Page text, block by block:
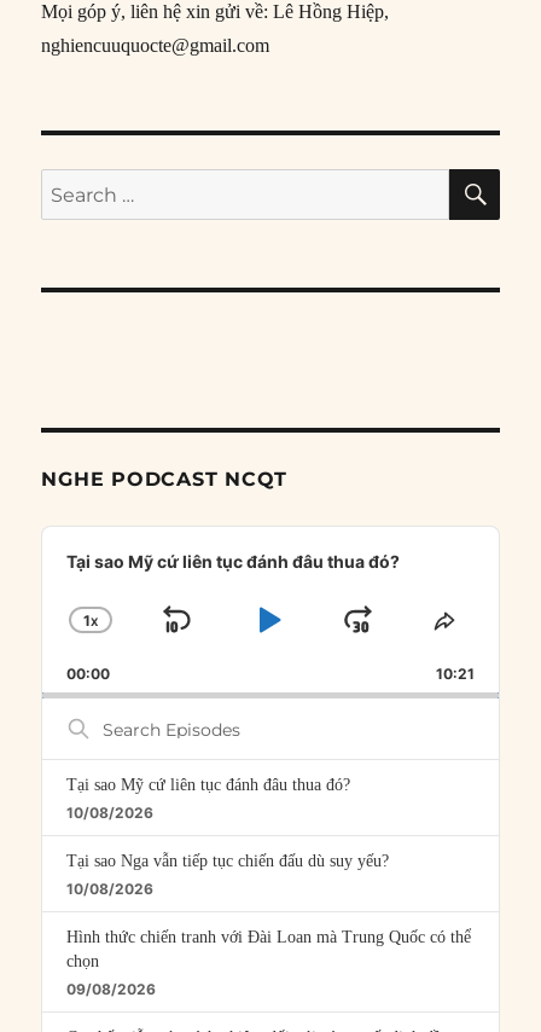
Mọi góp ý, liên hệ xin gửi về: Lê Hồng Hiệp,
nghiencuuquocte@gmail.com
Search
for:
NGHE PODCAST NCQT
Audio
Player
Tại sao Mỹ cứ liên tục đánh đâu thua đó?
CHANGE
RATE
1X
SKIP
PLAYJUMP
FORWARD
SHARE
00:00 10:21
Search
Episodes
Tại sao Mỹ cứ liên tục đánh đâu thua đó?
10/08/2026
Tại sao Nga vẫn tiếp tục chiến đấu dù suy yếu?
10/08/2026
Hình thức chiến tranh với Đài Loan mà Trung Quốc có thể
chọn
09/08/2026